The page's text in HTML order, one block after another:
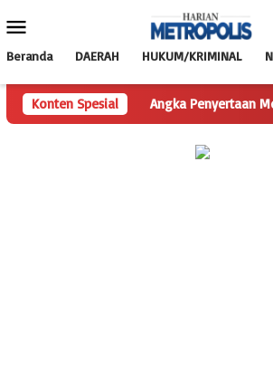
ke
Mobile
Beranda DAERAH HUKUM/KRIMINAL
Konten SpesialAngka Penyertaan Modal